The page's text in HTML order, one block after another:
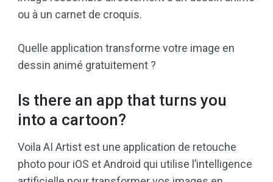
ou à un carnet de croquis.
Quelle application transforme votre image en
dessin animé gratuitement ?
Is there an app that turns you
into a cartoon?
Voila AI Artist est une application de retouche
photo pour iOS et Android qui utilise l’intelligence